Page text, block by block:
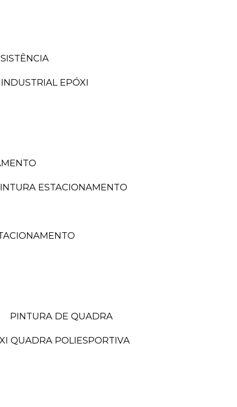
INDUSTRIAL EPÓXI
PINTURA ESTACIONAMENTO
PINTURA DE QUADRA
QUADRA POLIESPORTIVA